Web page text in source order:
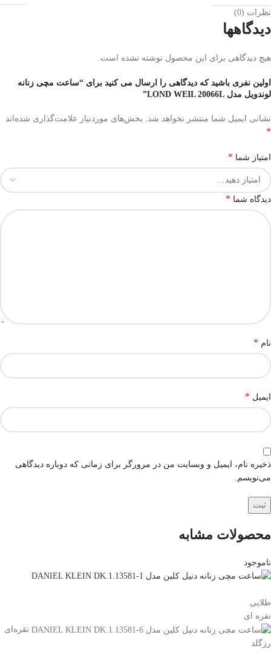
نظرات (0)
دیدگاهها
هیچ دیدگاهی برای این محصول نوشته نشده است.
اولین نفری باشید که دیدگاهی را ارسال می کنید برای “ساعت مچی زنانه
لوندویل مدل LOND WEIL 20066L”
نشانی ایمیل شما منتشر نخواهد شد. بخش‌های موردنیاز علامت‌گذاری شده‌اند
*
امتیاز شما *
دیدگاه شما *
نام *
ایمیل *
ذخیره نام، ایمیل و وبسایت من در مرورگر برای زمانی که دوباره دیدگاهی
می‌نویسم.
محصولات مشابه
ناموجود
طلایی
نقره ای
نقره‌ای
رزگلد